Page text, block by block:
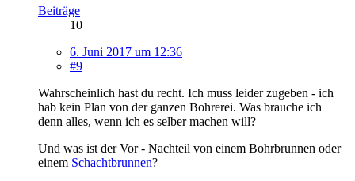
Beiträge
10
6. Juni 2017 um 12:36
#9
Wahrscheinlich hast du recht. Ich muss leider zugeben - ich
hab kein Plan von der ganzen Bohrerei. Was brauche ich
denn alles, wenn ich es selber machen will?
Und was ist der Vor - Nachteil von einem Bohrbrunnen oder
einem Schachtbrunnen?